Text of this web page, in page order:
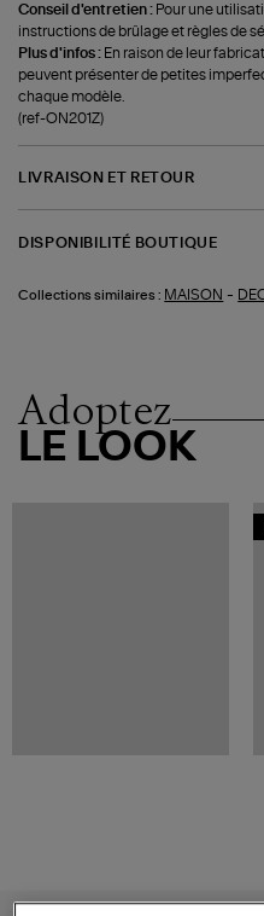
Conseil d'entretien : Pour une
instructions de brûlage et règles de
Plus d'infos : En raison de leur
peuvent présenter de petites
chaque modèle.
(ref-ON201Z)
LIVRAISON ET RETOUR
DISPONIBILITÉ BOUTIQUE
Collections similaires : MAISON -
Adoptez
LE LOOK